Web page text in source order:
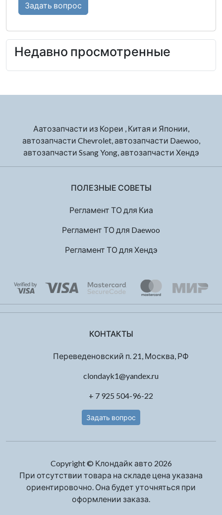
Задать вопрос
Недавно просмотренные
Аатозапчасти из Кореи , Китая и Японии,
автозапчасти Chevrolet, автозапчасти Daewoo,
автозапчасти Ssang Yong, автозапчасти Хендэ
ПОЛЕЗНЫЕ СОВЕТЫ
Регламент ТО для Киа
Регламент ТО для Daewoo
Регламент ТО для Хендэ
КОНТАКТЫ
Переведеновский п. 21, Москва, РФ
clondayk1@yandex.ru
+ 7 925 504-96-22
Задать вопрос
Copyright © Клондайк авто 2026
При отсутствии товара на складе цена указана
ориентировочно. Она будет уточняться при
оформлении заказа.